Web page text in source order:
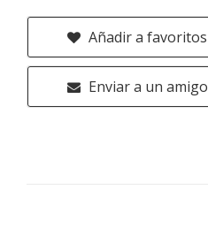
Añadir a favoritos
Enviar a un amigo